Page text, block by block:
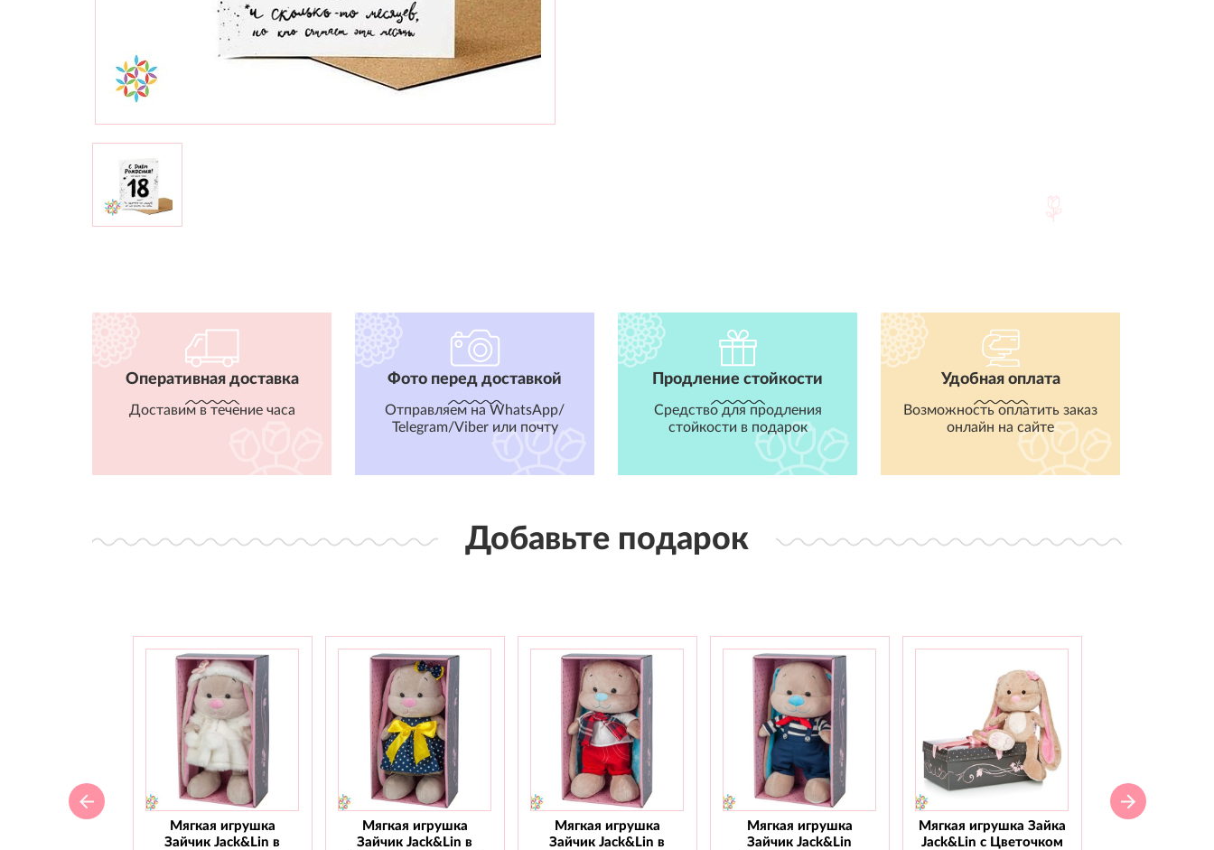
Оперативная доставка
Доставим в течение часа
Фото перед доставкой
Отправляем на WhatsApp/
Telegram/Viber или почту
Продление стойкости
Средство для продления
стойкости в подарок
Удобная оплата
Возможность оплатить заказ
онлайн на сайте
Добавьте подарок
Мягкая игрушка
Зайчик Jack&Lin в
Мягкая игрушка
Зайчик Jack&Lin в
Мягкая игрушка
Зайчик Jack&Lin в
Мягкая игрушка
Зайчик Jack&Lin
Мягкая игрушка Зайка
Jack&Lin с Цветочком